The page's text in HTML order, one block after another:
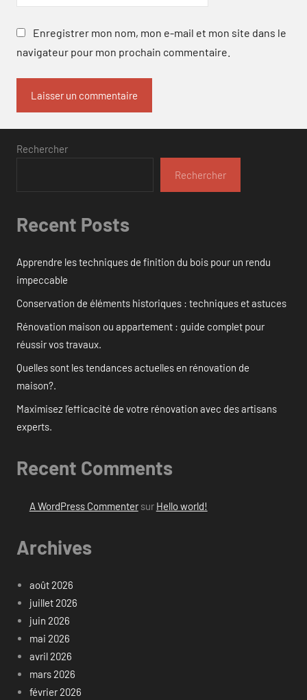
Enregistrer mon nom, mon e-mail et mon site dans le
navigateur pour mon prochain commentaire.
Rechercher
Rechercher
Recent Posts
Apprendre les techniques de finition du bois pour un rendu
impeccable
Conservation de éléments historiques : techniques et astuces
Rénovation maison ou appartement : guide complet pour
réussir vos travaux.
Quelles sont les tendances actuelles en rénovation de
maison?.
Maximisez l’efficacité de votre rénovation avec des artisans
experts.
Recent Comments
A WordPress Commentersur Hello world!
Archives
août 2026
juillet 2026
juin 2026
mai 2026
avril 2026
mars 2026
février 2026